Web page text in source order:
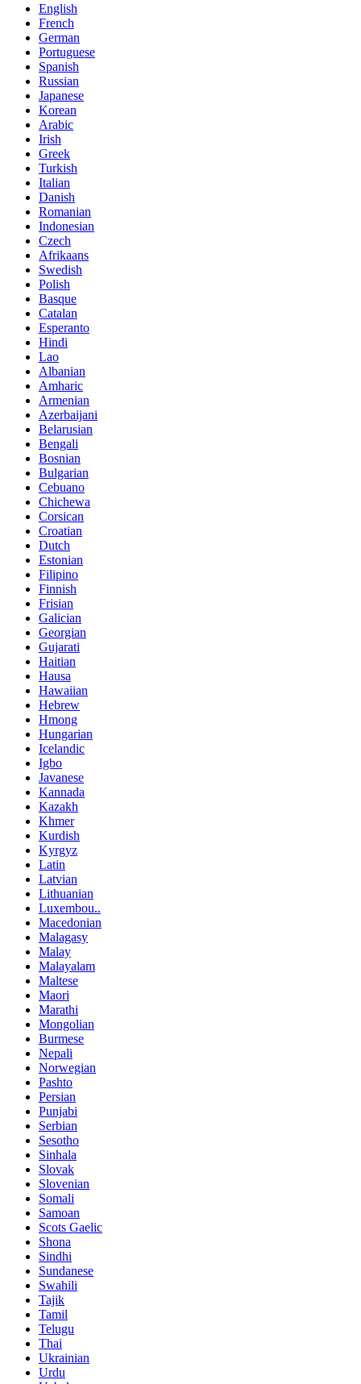
English
French
German
Portuguese
Spanish
Russian
Japanese
Korean
Arabic
Irish
Greek
Turkish
Italian
Danish
Romanian
Indonesian
Czech
Afrikaans
Swedish
Polish
Basque
Catalan
Esperanto
Hindi
Lao
Albanian
Amharic
Armenian
Azerbaijani
Belarusian
Bengali
Bosnian
Bulgarian
Cebuano
Chichewa
Corsican
Croatian
Dutch
Estonian
Filipino
Finnish
Frisian
Galician
Georgian
Gujarati
Haitian
Hausa
Hawaiian
Hebrew
Hmong
Hungarian
Icelandic
Igbo
Javanese
Kannada
Kazakh
Khmer
Kurdish
Kyrgyz
Latin
Latvian
Lithuanian
Luxembou..
Macedonian
Malagasy
Malay
Malayalam
Maltese
Maori
Marathi
Mongolian
Burmese
Nepali
Norwegian
Pashto
Persian
Punjabi
Serbian
Sesotho
Sinhala
Slovak
Slovenian
Somali
Samoan
Scots Gaelic
Shona
Sindhi
Sundanese
Swahili
Tajik
Tamil
Telugu
Thai
Ukrainian
Urdu